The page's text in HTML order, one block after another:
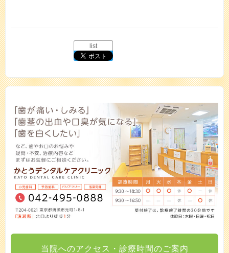
list
当院へのアクセス・診療時間のご案内